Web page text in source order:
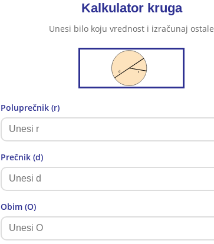
Kalkulator kruga
Unesi bilo koju vrednost i izračunaj ostale
Poluprečnik (r)
Prečnik (d)
Obim (O)